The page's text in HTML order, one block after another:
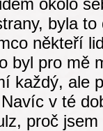
byla
někteří
byl pro mě
každý, ale
v té
proč